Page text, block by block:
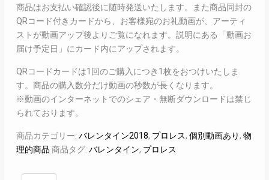
商品はお支払い確認後に随時発送いたします。また商品同封の
QRコード付きカードから、お客様宛のお礼動画が、アーティ
ストが動画アップ後よりご覧になれます。説明にある「動画お
届け予定日」にカード内にアップされます。
QRコードカードは1回のご購入につき1枚をおつけいたしま
す。商品の購入数分だけ動画の秒数が長くなります。
※動画のインターネットでのシェア・無断ダウンロードは禁じ
られております。
商品カテゴリー: バレンタイン2018, プロレス, 個別動画あり, 物
理的商品 商品タグ: バレンタイン, プロレス